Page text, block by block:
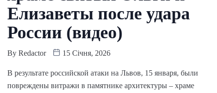
Елизаветы после удара
России (видео)
By Redactor 15 Січня, 2026
В результате российской атаки на Львов, 15 января, были
повреждены витражи в памятнике архитектуры – храме